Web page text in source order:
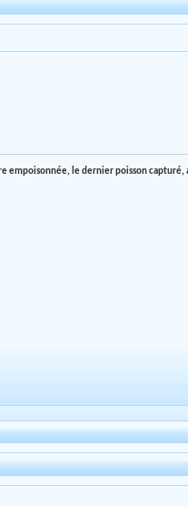
le dernier poisson capturé,